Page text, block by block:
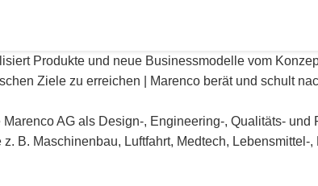
Produkte und neue Businessmodelle vom
Ziele zu erreichen | Marenco berät und schult
AG als Design-, Engineering-, Qualitäts-
B. Maschinenbau, Luftfahrt, Medtech,